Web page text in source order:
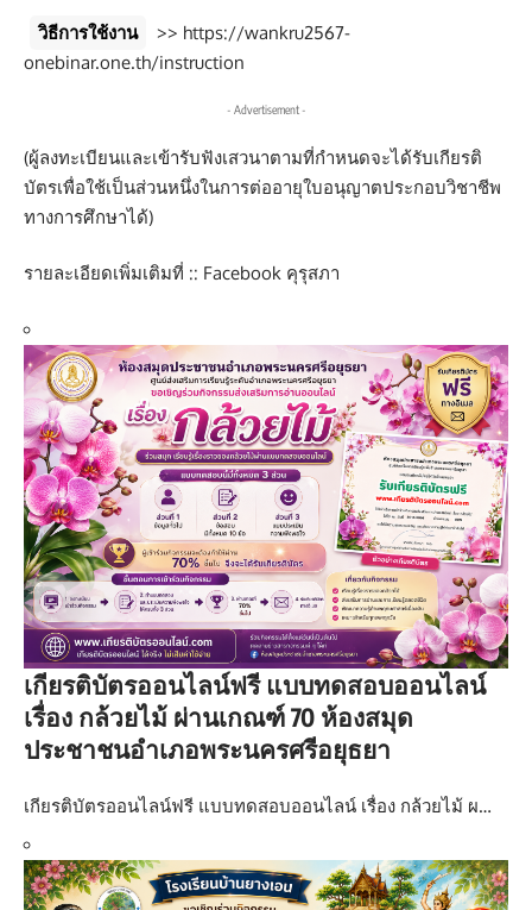
วิธีการใช้งาน >> https://wankru2567-
onebinar.one.th/instruction
- Advertisement -
(ผู้ลงทะเบียนและเข้ารับฟังเสวนาตามที่กำหนดจะได้รับเกียรติ
บัตรเพื่อใช้เป็นส่วนหนึ่งในการต่ออายุใบอนุญาตประกอบวิชาชีพ
ทางการศึกษาได้)
รายละเอียดเพิ่มเติมที่ :: Facebook คุรุสภา
เกียรติบัตรออนไลน์ฟรี แบบทดสอบออนไลน์
เรื่อง กล้วยไม้ ผ่านเกณฑ์ 70 ห้องสมุด
ประชาชนอำเภอพระนครศรีอยุธยา
เกียรติบัตรออนไลน์ฟรี แบบทดสอบออนไลน์ เรื่อง กล้วยไม้ ผ…